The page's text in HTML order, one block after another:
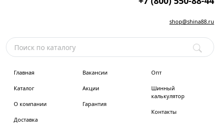
shop@shina88.ru
Главная
Каталог
О компании
Доставка
Вакансии
Акции
Гарантия
Опт
Шинный
калькулятор
Контакты